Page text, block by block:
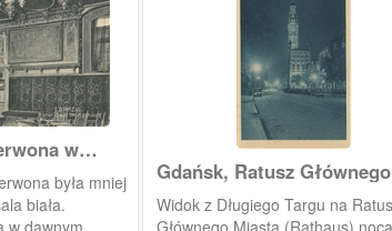
w
Miastabyła mniej
biała.
w dawnym
Gdańsk, Ratusz Głównego
Miasta Gdańsk
Widok z Długiego Targu na
Głównego Miasta (Rathaus)